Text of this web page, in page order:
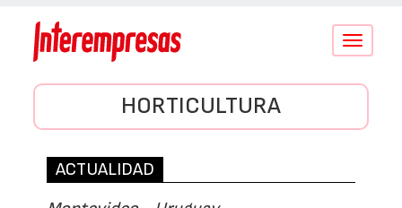
Conmutar
HORTICULTURA
ACTUALIDAD